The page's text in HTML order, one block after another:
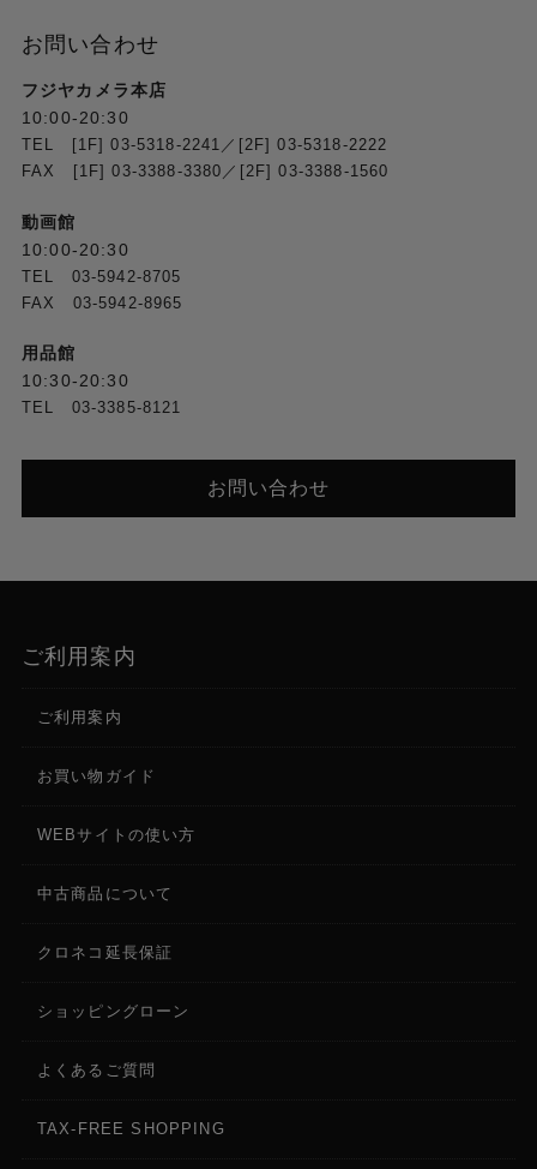
※色域：Rec.709
※HDCP 1.4 対応
USB STREAM
2160/60p、59.94p、50p、30p、29.97p、25p
※非圧縮（YUY2）と圧縮（Motion JPEG）に対応
音声
サンプル・レート：24 ビット、48kHz
AUDIO IN 1、2：16kΩ
規定出力レベル
+10dBu）
出力インピーダンス
14 チャンネル
音声出力バス数
オーディオ・エフェクト
お問い合わせ
フジヤカメラ本店
10:00-20:30
TEL [1F] 03-5318-2241／[2F] 03-5318-2222
FAX [1F] 03-3388-3380／[2F] 03-3388-1560
動画館
10:00-20:30
TEL 03-5942-8705
FAX 03-5942-8965
用品館
10:30-20:30
TEL 03-3385-8121
お問い合わせ
ご利用案内
ご利用案内
お買い物ガイド
WEBサイトの使い方
中古商品について
クロネコ延長保証
ショッピングローン
よくあるご質問
TAX-FREE SHOPPING